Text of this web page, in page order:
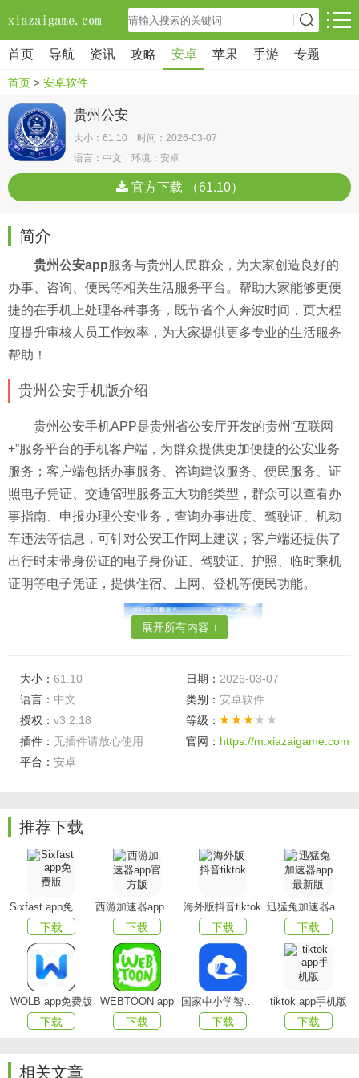
首页 导航 资讯 攻略 安卓 苹果 手游 专题
首页 > 安卓软件
贵州公安
大小：61.10 时间：2026-03-07
语言：中文 环境：安卓
官方下载 （61.10）
简介
贵州公安app服务与贵州人民群众，为大家创造良好的
办事、咨询、便民等相关生活服务平台。帮助大家能够更便
捷的在手机上处理各种事务，既节省个人奔波时间，页大程
度提升审核人员工作效率，为大家提供更多专业的生活服务
帮助！
贵州公安手机版介绍
贵州公安手机APP是贵州省公安厅开发的贵州“互联网
+”服务平台的手机客户端，为群众提供更加便捷的公安业务
服务；客户端包括办事服务、咨询建议服务、便民服务、证
照电子凭证、交通管理服务五大功能类型，群众可以查看办
事指南、申报办理公安业务，查询办事进度、驾驶证、机动
车违法等信息，可针对公安工作网上建议；客户端还提供了
出行时未带身份证的电子身份证、驾驶证、护照、临时乘机
证明等电子凭证，提供住宿、上网、登机等便民功能。
软件特色
【线索举报】
-当群众发现任何可能属于违法犯罪的线索，都可以通过
公安110appAPP，通过不同的线索类型，向公安机关举报；
进行调查，或者多数据比对分析，可以大大预防并减少违法
展开所有内容 ↓
大小： 61.10 日期： 2026-03-07
语言： 中文 类别： 安卓软件
授权： v3.2.18
等级：
插件： 无插件请放心使用 官网： https://m.xiazaigame.com
平台： 安卓
推荐下载
Sixfast app免费版
下载
西游加速器app官方版
下载
海外版抖音tiktok
下载
迅猛兔加速器app最新版
下载
WOLB app免费版
下载
WEBTOON app
下载
国家中小学智慧教育平台app(智慧中小学)
下载
tiktok app手机版
下载
相关文章